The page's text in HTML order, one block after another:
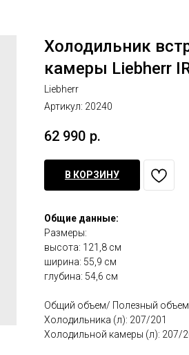
Холодильник
камеры Liebherr
Liebherr
Артикул: 20240
62 990 р.
В КОРЗИНУ
Общие данные:
Размеры:
высота: 121,8 см
ширина: 55,9 см
глубина: 54,6 см
Общий объем/ Полезный
Холодильника (л): 207/201
Холодильной камеры (л): 207/